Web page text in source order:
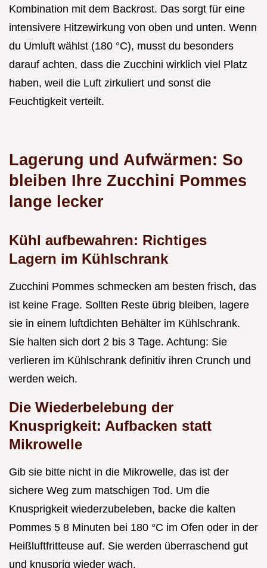
Kombination mit dem Backrost. Das sorgt für eine
intensivere Hitzewirkung von oben und unten. Wenn
du Umluft wählst (180 °C), musst du besonders
darauf achten, dass die Zucchini wirklich viel Platz
haben, weil die Luft zirkuliert und sonst die
Feuchtigkeit verteilt.
Lagerung und Aufwärmen: So
bleiben Ihre Zucchini Pommes
lange lecker
Kühl aufbewahren: Richtiges
Lagern im Kühlschrank
Zucchini Pommes schmecken am besten frisch, das
ist keine Frage. Sollten Reste übrig bleiben, lagere
sie in einem luftdichten Behälter im Kühlschrank.
Sie halten sich dort 2 bis 3 Tage. Achtung: Sie
verlieren im Kühlschrank definitiv ihren Crunch und
werden weich.
Die Wiederbelebung der
Knusprigkeit: Aufbacken statt
Mikrowelle
Gib sie bitte nicht in die Mikrowelle, das ist der
sichere Weg zum matschigen Tod. Um die
Knusprigkeit wiederzubeleben, backe die kalten
Pommes 5 8 Minuten bei 180 °C im Ofen oder in der
Heißluftfritteuse auf. Sie werden überraschend gut
und knusprig wieder wach.